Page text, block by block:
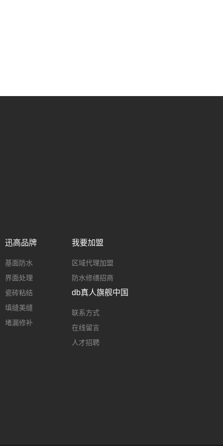
迅高品牌
基面防水
界面处理
瓷砖粘结
填缝美缝
堵漏修补
我要加盟
区域代理加盟
防水修缮招商
db真人旗舰中国
联系方式
在线留言
人才招聘